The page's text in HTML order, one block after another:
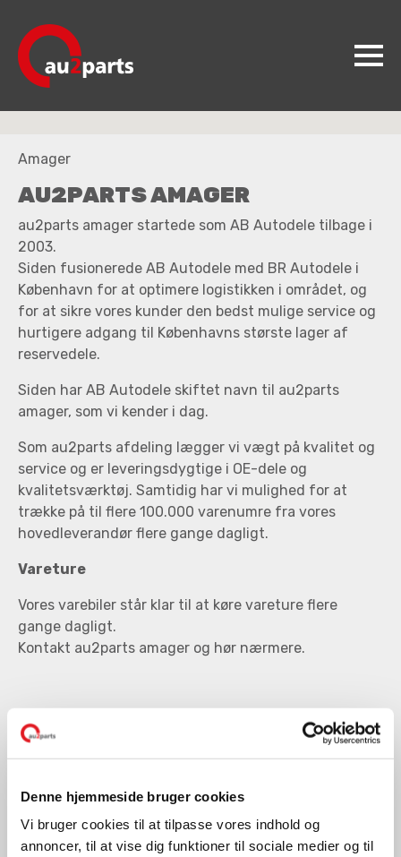
Denne hjemmeside bruger cookies
Vi bruger cookies til at tilpasse vores indhold og
annoncer, til at vise dig funktioner til sociale medier og til
Produkter
Videncenter
Koncepter
Kontakt
Jobs
Amager
AU2PARTS AMAGER
au2parts amager startede som AB Autodele tilbage i
2003.
Siden fusionerede AB Autodele med BR Autodele i
København for at optimere logistikken i området, og
for at sikre vores kunder den bedst mulige service og
hurtigere adgang til Københavns største lager af
reservedele.
Siden har AB Autodele skiftet navn til au2parts
amager, som vi kender i dag.
Som au2parts afdeling lægger vi vægt på kvalitet og
service og er leveringsdygtige i OE-dele og
kvalitetsværktøj. Samtidig har vi mulighed for at
trække på til flere 100.000 varenumre fra vores
hovedleverandør flere gange dagligt.
Vareture
Vores varebiler står klar til at køre vareture flere
gange dagligt.
Kontakt au2parts amager og hør nærmere.
AU2PARTS AMAGER
KIRSTINEHØJ 38A
TLF.: 36771014
E-MAIL:
AMAGER@AU2PARTS.DK